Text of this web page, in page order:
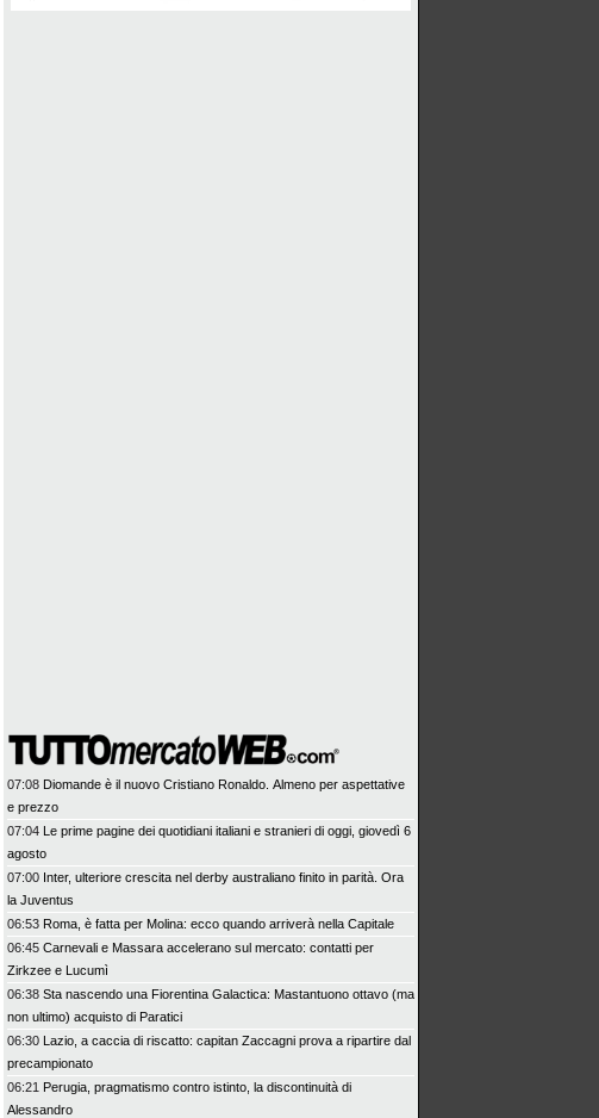
07:08 Diomande è il nuovo Cristiano Ronaldo. Almeno per aspettative
e prezzo
07:04 Le prime pagine dei quotidiani italiani e stranieri di oggi, giovedì 6
agosto
07:00 Inter, ulteriore crescita nel derby australiano finito in parità. Ora
la Juventus
06:53 Roma, è fatta per Molina: ecco quando arriverà nella Capitale
06:45 Carnevali e Massara accelerano sul mercato: contatti per
Zirkzee e Lucumì
06:38 Sta nascendo una Fiorentina Galactica: Mastantuono ottavo (ma
non ultimo) acquisto di Paratici
06:30 Lazio, a caccia di riscatto: capitan Zaccagni prova a ripartire dal
precampionato
06:21 Perugia, pragmatismo contro istinto, la discontinuità di
Alessandro